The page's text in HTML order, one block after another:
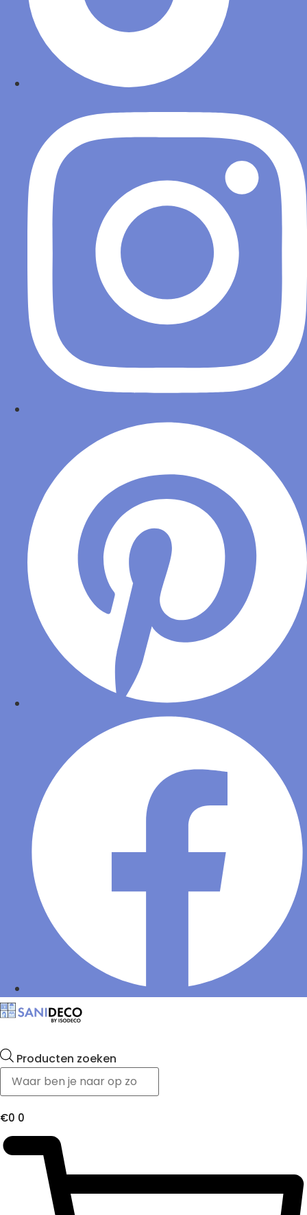
Producten zoeken
€0 0